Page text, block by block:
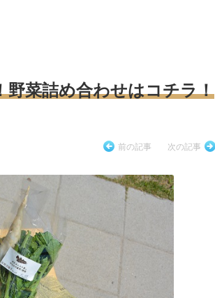
野菜詰め合わせはコチラ！
前の記事 次の記事